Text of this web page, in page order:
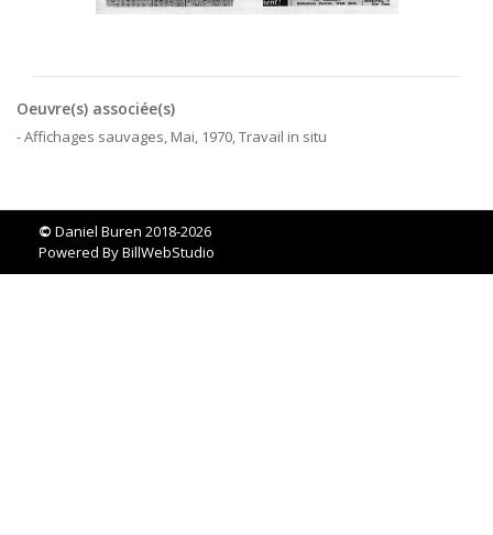
Oeuvre(s) associée(s)
- Affichages sauvages, Mai, 1970, Travail in situ
© Daniel Buren 2018-2026
Powered ByBillWebStudio